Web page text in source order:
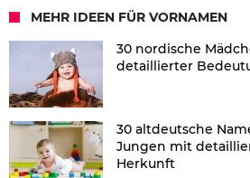
MEHR IDEEN FÜR VORNAMEN
30 nordische
detaillierter
30 altdeutsche
Jungen mit
Herkunft